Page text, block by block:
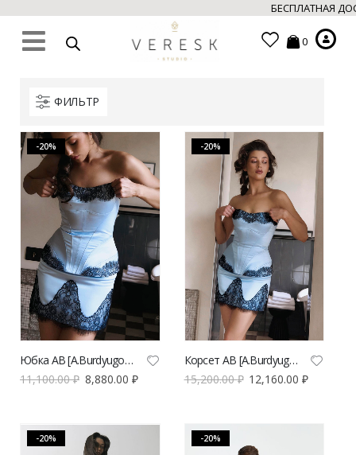
БЕСПЛАТНАЯ
0
ФИЛЬТР
-20%
Юбка AB [A.Burdyugova] мини голубая с кружевной отделкой | VERESK studio
11,100.00₽ 8,880.00 ₽
-20%
Корсет AB [A.Burdyugova] голубой с кружевной отделкой | VERESK studio
15,200.00₽ 12,160.00₽
-20% -20%